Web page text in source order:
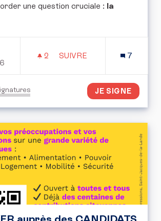
une question cruciale : la
2 2 ABONNÉS
SUIVRE
7
JE SIGNE